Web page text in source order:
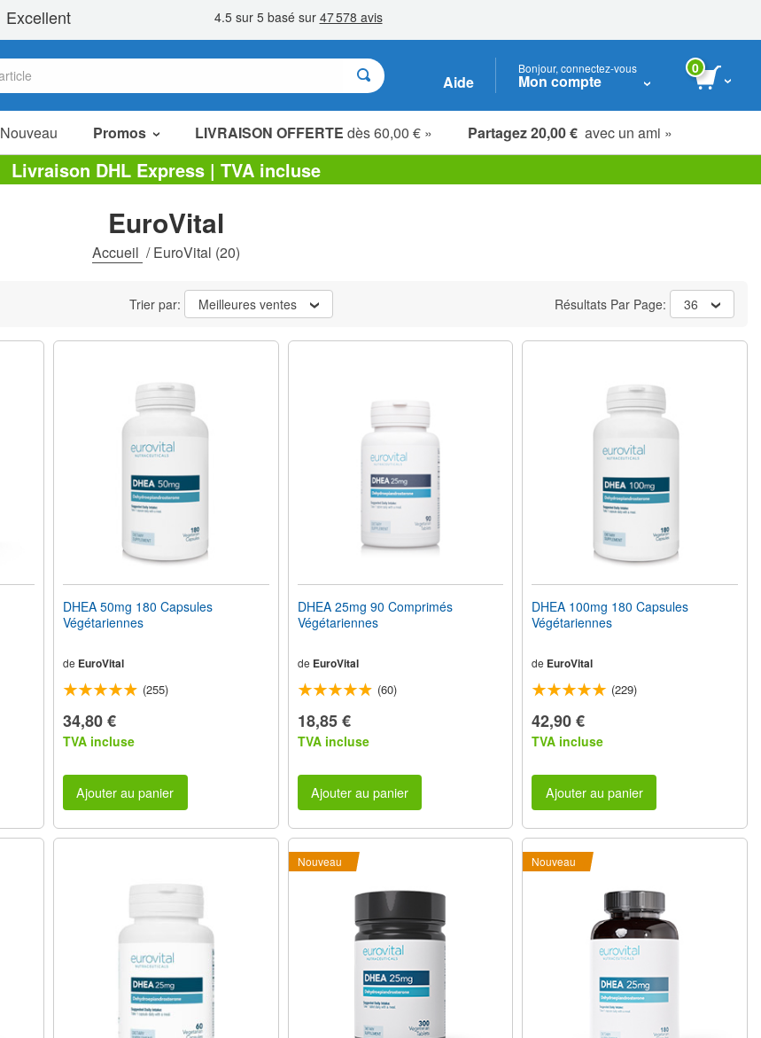
Aide
Bonjour, connectez-vous
Mon compte
0
Nouveau Promos LIVRAISON OFFERTE dès 60,00 € » Partagez 20,00 € avec un ami »
Articles en Promotion
Packs Économiques
Liquidation
Livraison DHL Express | TVA incluse
EuroVital
Accueil /EuroVital (20)
Trier par: Meilleures ventes Résultats Par Page: 36
DHEA 50mg 180 Capsules
Végétariennes
de EuroVital
(255)
34,80 €
TVA incluse
Ajouter au panier
DHEA 25mg 90 Comprimés
Végétariennes
de EuroVital
(60)
18,85 €
TVA incluse
Ajouter au panier
DHEA 100mg 180 Capsules
Végétariennes
de EuroVital
(229)
42,90 €
TVA incluse
Ajouter au panier
Nouveau Nouveau